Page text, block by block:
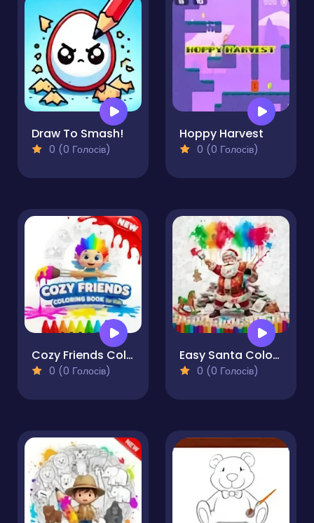
Draw To Smash!
0 (0 Голосів)
Hoppy Harvest
0 (0 Голосів)
Cozy Friends Coloring Book for Kids
0 (0 Голосів)
Easy Santa Coloring Pages
0 (0 Голосів)